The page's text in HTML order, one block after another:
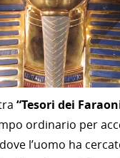
“Tesori dei
ordinario per
l’uomo ha